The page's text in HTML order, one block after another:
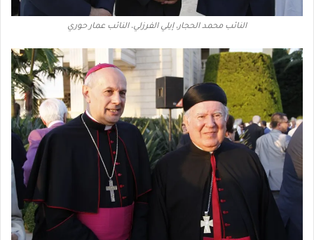
النائب محمد الحجار، إيلي الفرزلي، النائب عمار حوري